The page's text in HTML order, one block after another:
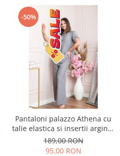
-50%
Pantaloni palazzo Athena cu
talie elastica si insertii argintii
- Gri
189,00 RON
95,00 RON